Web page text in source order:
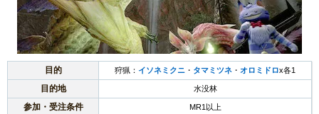
目的 狩猟： イソネミクニ ・ タマミツネ ・ オロミドロx各1
目的地 水没林
参加・受注条件 MR1以上